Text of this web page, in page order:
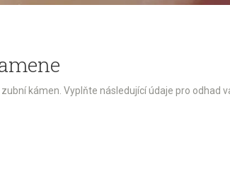
kámen. Vyplňte následující údaje pro odhad